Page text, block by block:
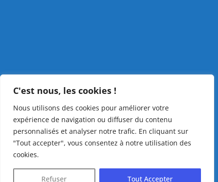
C'est nous, les cookies !
Nous utilisons des cookies pour améliorer votre
expérience de navigation ou diffuser du contenu
personnalisés et analyser notre trafic. En cliquant sur
"Tout accepter", vous consentez à notre utilisation des
cookies.
Refuser Tout Accepter